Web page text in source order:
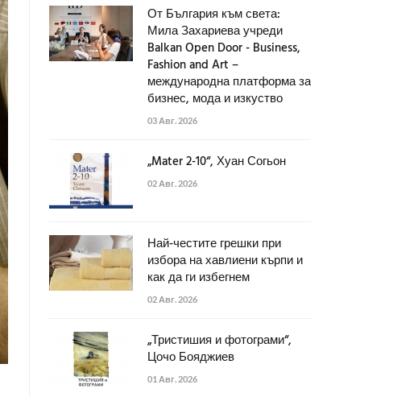
От България към света:
Мила Захариева учреди
Balkan Open Door - Business,
Fashion and Art –
международна платформа за
бизнес, мода и изкуство
03 Авг. 2026
„Mater 2-10“, Хуан Согьон
02 Авг. 2026
Най-честите грешки при
избора на хавлиени кърпи и
как да ги избегнем
02 Авг. 2026
„Тристишия и фотограми“,
Цочо Бояджиев
01 Авг. 2026